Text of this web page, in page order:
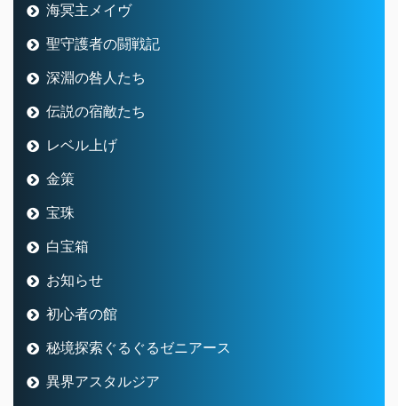
海冥主メイヴ
聖守護者の闘戦記
深淵の咎人たち
伝説の宿敵たち
レベル上げ
金策
宝珠
白宝箱
お知らせ
初心者の館
秘境探索ぐるぐるゼニアース
異界アスタルジア